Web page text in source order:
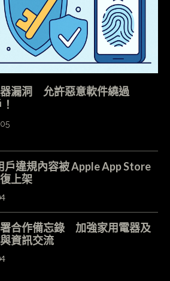
漏洞 允許惡意軟件繞過
戶違規內容被 Apple App Store
上架
合作備忘錄 加強家用電器及
資訊交流